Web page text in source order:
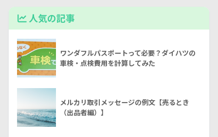
人気の記事
ワンダフルパスポートって必要？ダイハツの
車検・点検費用を計算してみた
メルカリ取引メッセージの例文【売るとき
（出品者編）】